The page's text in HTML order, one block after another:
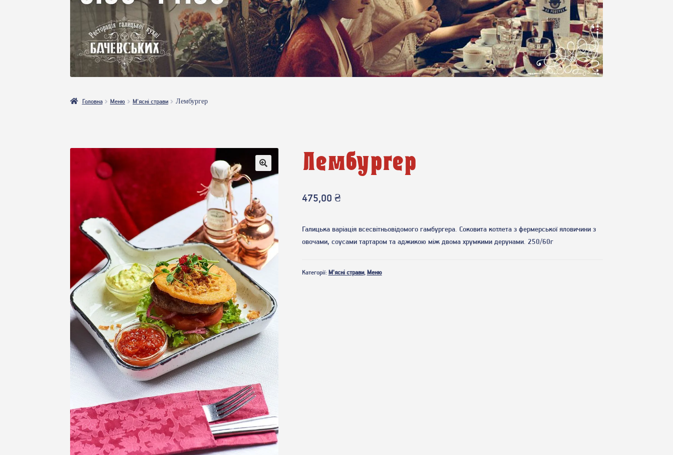
Головна Меню М'ясні страви Лембургер
Лембургер
475,00 ₴
Галицька варіація всесвітньовідомого гамбургера. Cоковита котлета з фермерської яловичини з
овочами, соусами тартаром та аджикою між двома хрумкими дерунами. 250/60г
Категорії: М'ясні страви, Меню